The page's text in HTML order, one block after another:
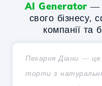
AI Generator —
свого бізнесу,
компанії та